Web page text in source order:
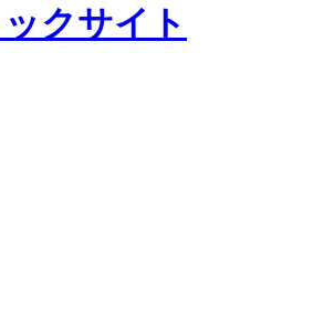
クサイト